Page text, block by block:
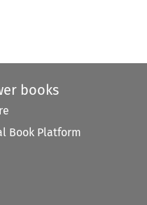
books
Book Platform